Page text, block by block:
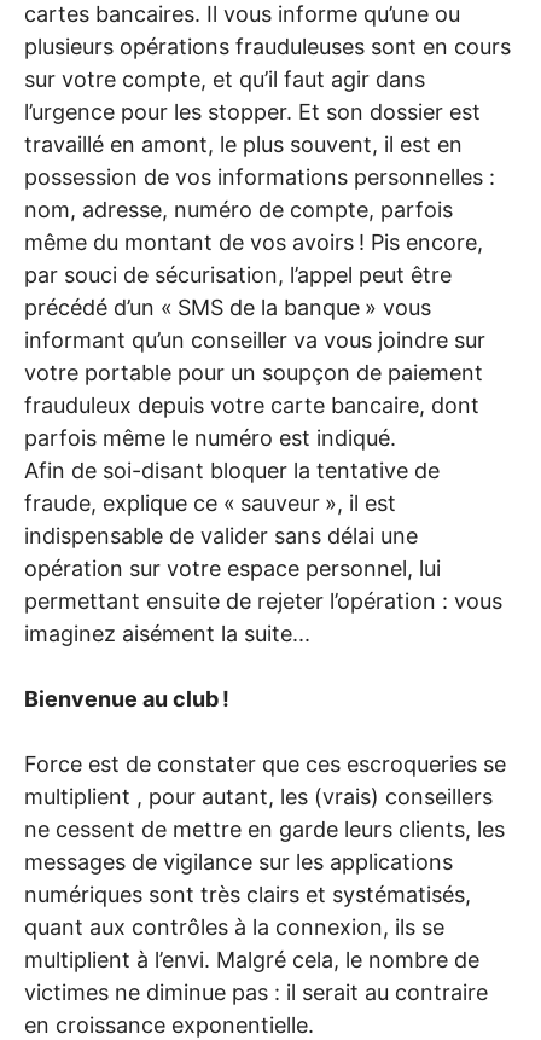
cartes bancaires. Il vous informe qu’une ou
plusieurs opérations frauduleuses sont en cours
sur votre compte, et qu’il faut agir dans
l’urgence pour les stopper. Et son dossier est
travaillé en amont, le plus souvent, il est en
possession de vos informations personnelles :
nom, adresse, numéro de compte, parfois
même du montant de vos avoirs ! Pis encore,
par souci de sécurisation, l’appel peut être
précédé d’un « SMS de la banque » vous
informant qu’un conseiller va vous joindre sur
votre portable pour un soupçon de paiement
frauduleux depuis votre carte bancaire, dont
parfois même le numéro est indiqué.
Afin de soi-disant bloquer la tentative de
fraude, explique ce « sauveur », il est
indispensable de valider sans délai une
opération sur votre espace personnel, lui
permettant ensuite de rejeter l’opération : vous
imaginez aisément la suite...
Bienvenue au club!
Force est de constater que ces escroqueries se
multiplient , pour autant, les (vrais) conseillers
ne cessent de mettre en garde leurs clients, les
messages de vigilance sur les applications
numériques sont très clairs et systématisés,
quant aux contrôles à la connexion, ils se
multiplient à l’envi. Malgré cela, le nombre de
victimes ne diminue pas : il serait au contraire
en croissance exponentielle.